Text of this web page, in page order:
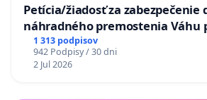
Petícia/žiadosť za zabezpečenie
náhradného premostenia Váhu
uzávery Vážskeho mosta v
1 313 podpisov
942 Podpisy / 30 dni
2 Jul 2026